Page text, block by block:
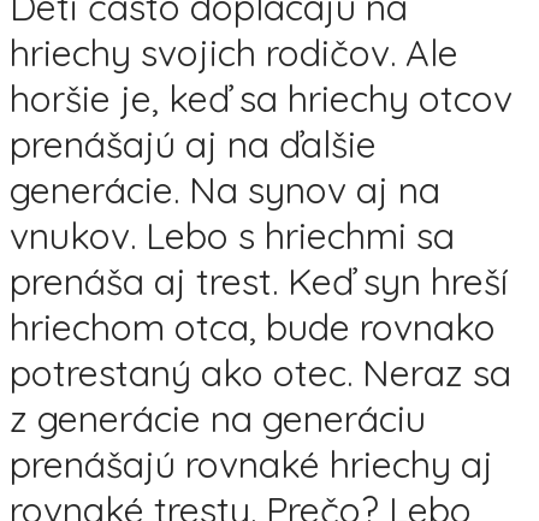
hriechy svojich rodičov. Ale
horšie je, keď sa hriechy otcov
prenášajú aj na ďalšie
generácie. Na synov aj na
vnukov. Lebo s hriechmi sa
prenáša aj trest. Keď syn hreší
hriechom otca, bude rovnako
potrestaný ako otec. Neraz sa
z generácie na generáciu
prenášajú rovnaké hriechy aj
rovnaké tresty. Prečo? Lebo